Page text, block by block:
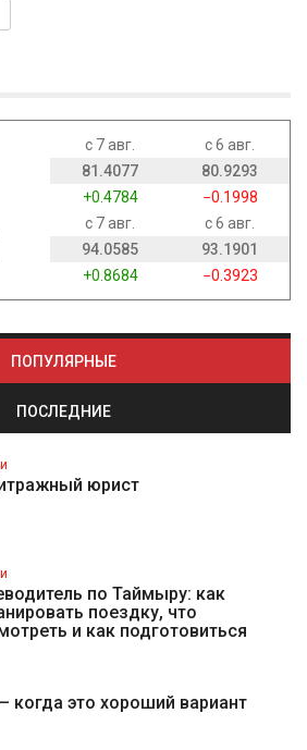
с 7 авг.
с 6 авг.
81.4077
80.9293
+0.4784
−0.1998
с 7 авг.
с 6 авг.
94.0585
93.1901
+0.8684
−0.3923
ПОПУЛЯРНЫЕ
ПОСЛЕДНИЕ
юрист
по Таймыру: как
поездку, что
и как подготовиться
когда это хороший вариант